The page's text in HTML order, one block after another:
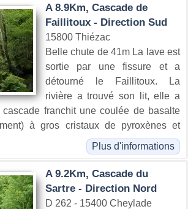
A 8.9Km, Cascade de
Faillitoux - Direction Sud
15800 Thiézac
Belle chute de 41m La lave est
sortie par une fissure et a
détourné le Faillitoux. La
rivière a trouvé son lit, elle a
franchit une coulée de basalte
à gros cristaux de pyroxènes et
Plus d'informations
A 9.2Km, Cascade du
Sartre - Direction Nord
D 262 - 15400 Cheylade